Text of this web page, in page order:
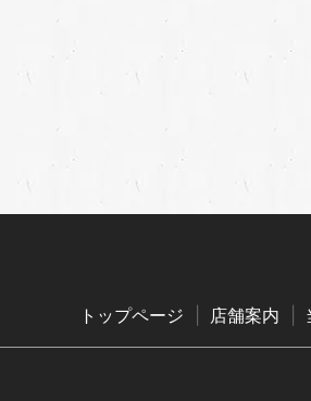
トップページ 店舗案内